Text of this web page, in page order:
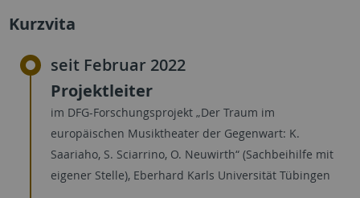
Kurzvita
seit Februar 2022
Projektleiter
im DFG-Forschungsprojekt „Der Traum im
europäischen Musiktheater der Gegenwart: K.
Saariaho, S. Sciarrino, O. Neuwirth“ (Sachbeihilfe mit
eigener Stelle), Eberhard Karls Universität Tübingen